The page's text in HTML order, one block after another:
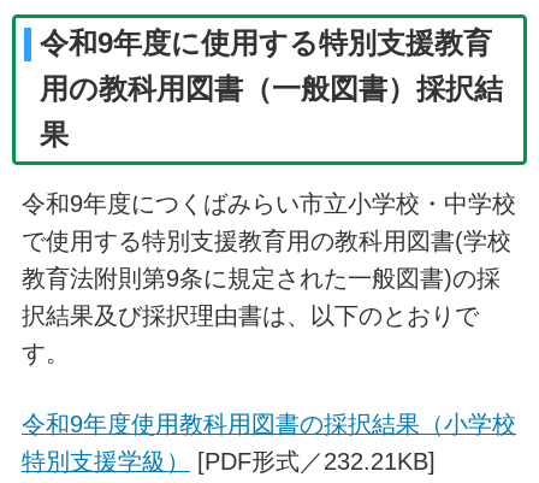
令和9年度に使用する特別支援教育
用の教科用図書（一般図書）採択結
果
令和9年度につくばみらい市立小学校・中学校
で使用する特別支援教育用の教科用図書(学校
教育法附則第9条に規定された一般図書)の採
択結果及び採択理由書は、以下のとおりで
す。
令和9年度使用教科用図書の採択結果（小学校
特別支援学級）
[PDF形式／232.21KB]